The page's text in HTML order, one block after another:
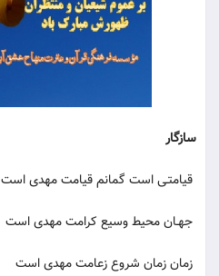
سازگار
قیامتـی است گمانم قیامت مهدی است
جهـان محیط وسیع کرامت مهدی است
زمان زمان شروع زعامت مهدی است